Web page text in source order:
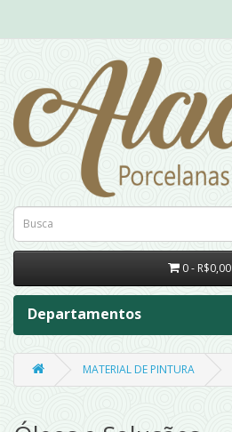
0 - R$0,00
Departamentos
MATERIAL DE PINTURA